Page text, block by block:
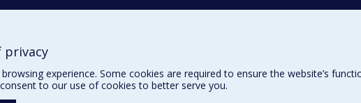
privacy
experience. Some cookies are required to ensure the website’s
to our use of cookies to better serve you.